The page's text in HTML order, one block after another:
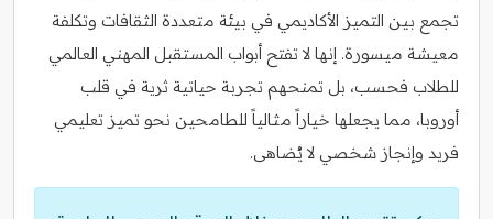
تجمع بين التميز الأكاديمي في بيئة متعددة الثقافات وتكلفة
معيشة ميسورة. إنها لا تفتح أبواب المستقبل المهني العالمي
للطلاب فحسب، بل تمنحهم تجربة حياتية ثرية في قلب
أوروبا، مما يجعلها خياراً مثالياً للطامحين نحو تميز تعليمي
فريد وإنجاز شخصي لا يُضاهى.